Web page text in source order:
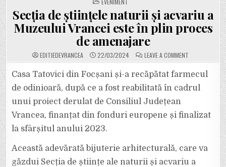
IN
EVENIMENT
Secția de științele naturii și acvariu a
Muzeului Vrancei este în plin proces
de amenajare
EDITIEDEVRANCEA 22/03/2024 LEAVE A COMMENT
SECȚIA
ȘTIINȚELE
NATURII
ȘI
ACVARIU
ESTE
AMENAJARE
Casa Tatovici din Focșani și-a recăpătat farmecul
de odinioară, după ce a fost reabilitată în cadrul
unui proiect derulat de Consiliul Județean
Vrancea, finanțat din fonduri europene și finalizat
la sfârșitul anului 2023.
Această adevărată bijuterie arhitecturală, care va
găzdui Secția de științe ale naturii și acvariu a